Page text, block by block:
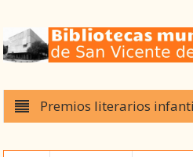
Premios literarios